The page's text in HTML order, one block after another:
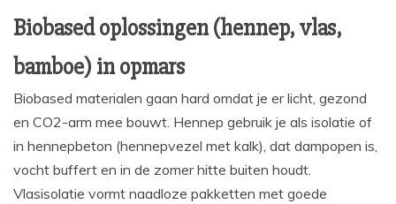
Biobased oplossingen (hennep, vlas,
bamboe) in opmars
Biobased materialen gaan hard omdat je er licht, gezond
en CO2-arm mee bouwt. Hennep gebruik je als isolatie of
in hennepbeton (hennepvezel met kalk), dat dampopen is,
vocht buffert en in de zomer hitte buiten houdt.
Vlasisolatie vormt naadloze pakketten met goede